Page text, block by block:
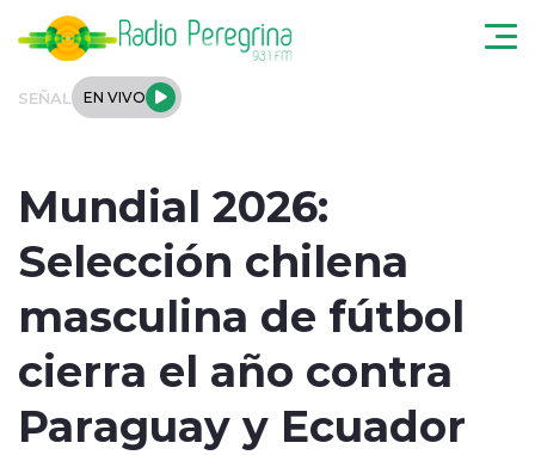
SEÑAL EN VIVO
Tendencias
Mundial 2026:
Selección chilena
masculina de fútbol
cierra el año contra
Paraguay y Ecuador